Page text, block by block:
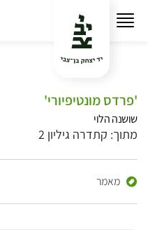
'פרדס מונטיפיורי'
שושנה הלוי
מתוך: קתדרה גיליון 2
מאמר